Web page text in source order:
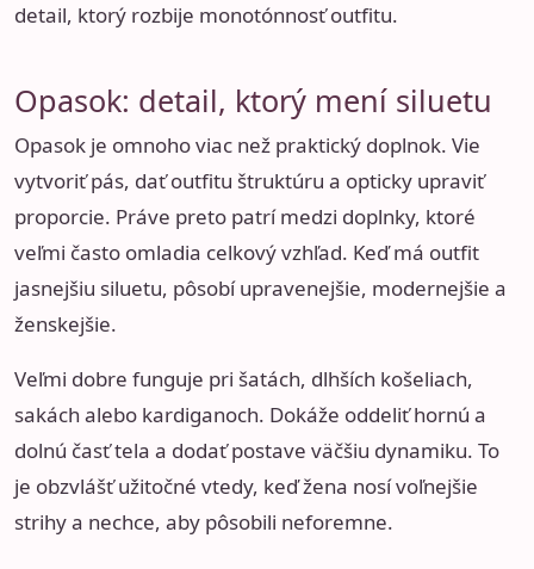
detail, ktorý rozbije monotónnosť outfitu.
Opasok: detail, ktorý mení siluetu
Opasok je omnoho viac než praktický doplnok. Vie
vytvoriť pás, dať outfitu štruktúru a opticky upraviť
proporcie. Práve preto patrí medzi doplnky, ktoré
veľmi často omladia celkový vzhľad. Keď má outfit
jasnejšiu siluetu, pôsobí upravenejšie, modernejšie a
ženskejšie.
Veľmi dobre funguje pri šatách, dlhších košeliach,
sakách alebo kardiganoch. Dokáže oddeliť hornú a
dolnú časť tela a dodať postave väčšiu dynamiku. To
je obzvlášť užitočné vtedy, keď žena nosí voľnejšie
strihy a nechce, aby pôsobili neforemne.